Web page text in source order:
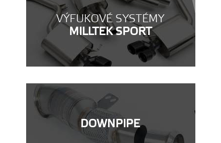
VÝFUKOVÉ SYSTÉMY
MILLTEK SPORT
DOWNPIPE